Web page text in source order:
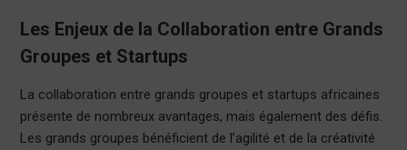
Les Enjeux de la Collaboration entre Grands
Groupes et Startups
La collaboration entre grands groupes et startups africaines
présente de nombreux avantages, mais également des défis.
Les grands groupes bénéficient de l’agilité et de la créativité